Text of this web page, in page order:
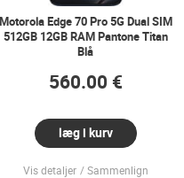
Motorola Edge 70 Pro 5G Dual SIM
512GB 12GB RAM Pantone Titan
Blå
560.00 €
læg i kurv
Vis detaljer Sammenlign